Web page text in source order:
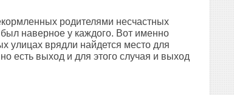
родителями несчастных
наверное у каждого. Вот именно
улицах врядли найдется место для
есть выход и для этого случая и выход